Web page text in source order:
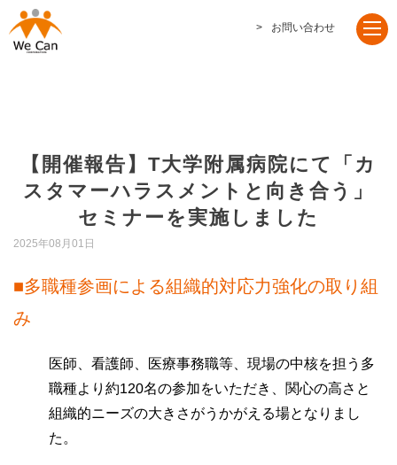
お問い合わせ
【開催報告】T大学附属病院にて「カ
スタマーハラスメントと向き合う」
セミナーを実施しました
2025年08月01日
■多職種参画による組織的対応力強化の取り組
み
医師、看護師、医療事務職等、現場の中核を担う多
職種より約120名の参加をいただき、関心の高さと
組織的ニーズの大きさがうかがえる場となりまし
た。